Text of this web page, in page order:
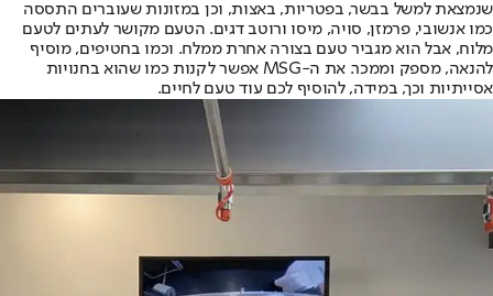
שנמצאת למשל בבשר, בפטריות, באצות, וכן במזונות שעוברים התססה
כמו אנשובי, פרמזן, סויה, מיסו ורוטב דגים. הטעם מקושר לעתים לטעם
מלוח, אבל הוא מגביר טעם בצורה אחרת ממלח. וכמו בחטיפים, מוסיף
להנאה, מספק וממכר. את ה-MSG אפשר לקנות כמו שהוא בחנויות
אסייתיות וכך, במידה, להוסיף לכם עוד טעם לחיים.